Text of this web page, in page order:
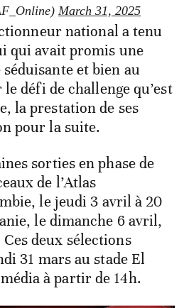
March 31, 2025
national a tenu
qui avait promis une
et bien au
défi de challenge qu’est
la prestation de ses
pour la suite.
sorties en phase de
de l’Atlas
le jeudi 3 avril à 20
le dimanche 6 avril,
deux sélections
31 mars au stade El
à partir de 14h.